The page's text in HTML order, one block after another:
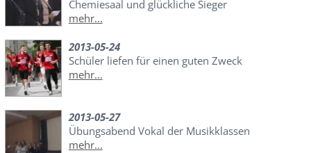
Chemiesaal und glückliche Sieger
mehr...
2013-05-24
Schüler liefen für einen guten Zweck
mehr...
2013-05-27
Übungsabend Vokal der Musikklassen
mehr...